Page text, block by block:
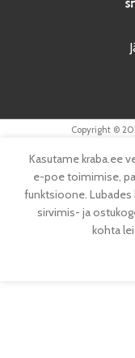
Copyright ©
Kasutame kraba.ee
e-poe toimimise,
funktsioone. Lubades
sirvimis- ja
kohta